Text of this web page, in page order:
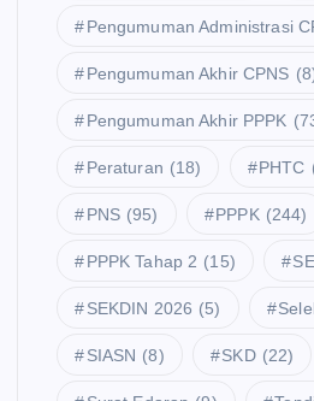
Pengumuman Administrasi
Pengumuman Akhir CPNS
Pengumuman Akhir PPPK
Peraturan (18) PHTC
PNS (95) PPPK (244)
PPPK Tahap 2 (15)
SEKDIN 2026 (5)
SIASN (8) SKD (22)